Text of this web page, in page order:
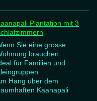
Plantation mit 3
Sie eine grosse
brauchen
für Familien und
Hang über dem
Kaanapali